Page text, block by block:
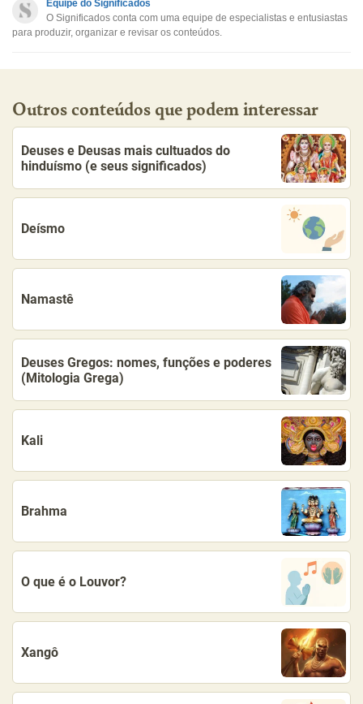
Outro
Equipe do Significados
O Significados conta com uma equipe de especialistas e entusiastas
para produzir, organizar e revisar os conteúdos.
Outros conteúdos que podem interessar
Deuses e Deusas mais cultuados do
hinduísmo (e seus significados)
Deísmo
Namastê
Deuses Gregos: nomes, funções e poderes
(Mitologia Grega)
Kali
Brahma
O que é o Louvor?
Xangô